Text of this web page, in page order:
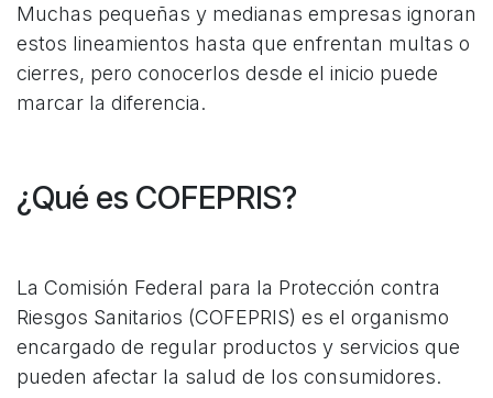
Muchas pequeñas y medianas empresas ignoran
estos lineamientos hasta que enfrentan multas o
cierres, pero conocerlos desde el inicio puede
marcar la diferencia.
¿Qué es COFEPRIS?
La Comisión Federal para la Protección contra
Riesgos Sanitarios (COFEPRIS) es el organismo
encargado de regular productos y servicios que
pueden afectar la salud de los consumidores.